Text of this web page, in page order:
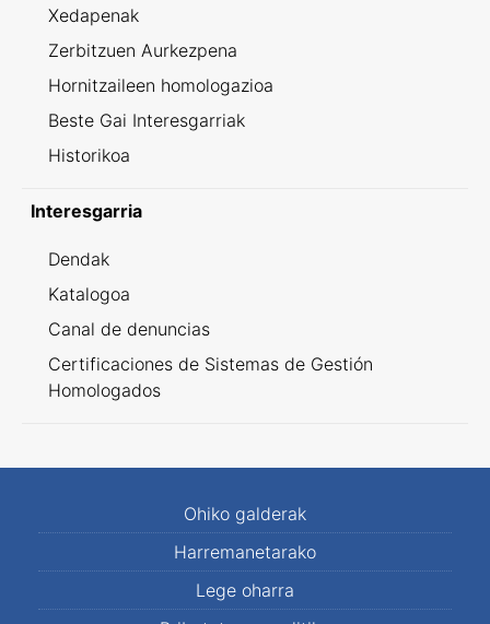
Xedapenak
Zerbitzuen Aurkezpena
Hornitzaileen homologazioa
Beste Gai Interesgarriak
Historikoa
Interesgarria
Dendak
Katalogoa
Canal de denuncias
Certificaciones de Sistemas de Gestión
Homologados
Ohiko galderak
Harremanetarako
Lege oharra